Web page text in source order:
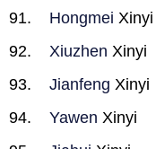
Hongmei Xinyi
Xiuzhen Xinyi
Jianfeng Xinyi
Yawen Xinyi